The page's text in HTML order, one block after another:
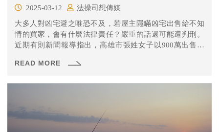
2025-03-12
法操司想傳媒
大多人對凶宅避之唯恐不及，若屋主隱瞞凶宅出售給不知
情的買家，會有什麼法律責任？嚴重的話還可能遭判刑。
近期有則新聞報導指出，高雄市張姓女子以900萬出售房
年，檢方指張女至今未賠償和解，要求從重量刑，高等法
READ MORE